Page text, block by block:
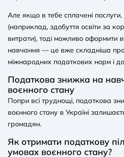
Але якщо в тебе сплачені
(наприклад, здобуття освіти за
витрати), тоді можливо оформити
навчання — це вже складніша
міжнародних податкових норм і
Податкова знижка на
воєнного стану
Попри всі труднощі, податкова
воєнного стану в Україні
громадян.
Як отримати податкову
умовах воєнного стану?